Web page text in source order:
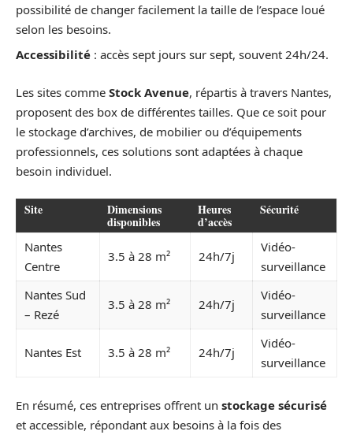
possibilité de changer facilement la taille de l’espace loué
selon les besoins.
Accessibilité : accès sept jours sur sept, souvent 24h/24.
Les sites comme Stock Avenue, répartis à travers Nantes,
proposent des box de différentes tailles. Que ce soit pour
le stockage d’archives, de mobilier ou d’équipements
professionnels, ces solutions sont adaptées à chaque
besoin individuel.
Site Dimensions
disponibles
Heures
d’accès
Sécurité
Nantes
Centre
3.5 à 28 m² 24h/7j
Vidéo-
surveillance
Nantes Sud
– Rezé
3.5 à 28 m² 24h/7j
Vidéo-
surveillance
Nantes Est 3.5 à 28 m² 24h/7j
Vidéo-
surveillance
En résumé, ces entreprises offrent un stockage sécurisé
et accessible, répondant aux besoins à la fois des